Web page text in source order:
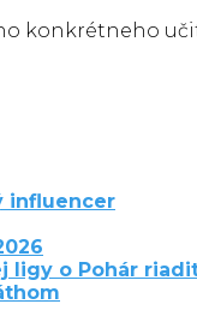
konkrétneho
influencer
ligy o Pohár